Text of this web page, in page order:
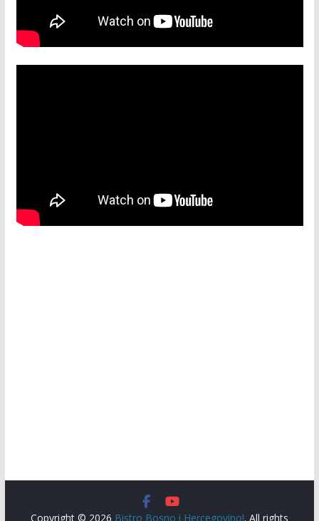
Copyright © 2026 Bistro Bosno i Hercegovino!. All rights